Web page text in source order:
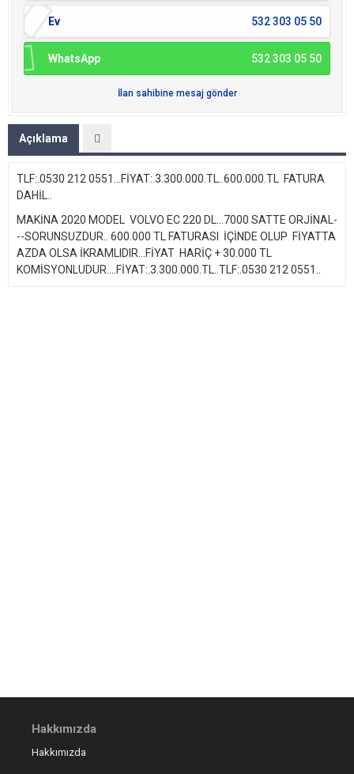
Ev 532 303 05 50
WhatsApp 532 303 05 50
İlan sahibine mesaj gönder
Açıklama
TLF:.0530 212 0551...FİYAT:.3.300.000.TL..600.000.TL FATURA
DAHİL..
MAKİNA 2020 MODEL VOLVO EC 220 DL...7000 SATTE ORJİNAL-
--SORUNSUZDUR.. 600.000 TL FATURASI İÇİNDE OLUP FİYATTA
AZDA OLSA İKRAMLIDIR...FİYAT HARİÇ + 30.000 TL
KOMİSYONLUDUR....FİYAT:.3.300.000.TL..TLF:.0530 212 0551..
Hakkımızda
Hakkımızda